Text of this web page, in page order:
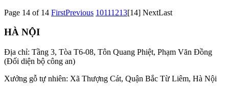
Page 14 of 14 FirstPrevious 10111213[14] NextLast
HÀ NỘI
Địa chỉ: Tầng 3, Tòa T6-08, Tôn Quang Phiệt, Phạm Văn Đồng
(Đối diện bộ công an)
Xưởng gỗ tự nhiên: Xã Thượng Cát, Quận Bắc Từ Liêm, Hà Nội